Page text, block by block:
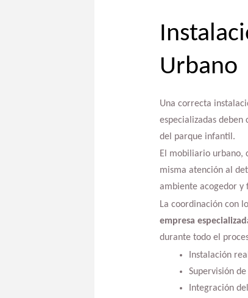
Urbano
Una correcta
especializadas
del parque infantil.
El mobiliario urbano,
misma atención al
ambiente acogedor y
La coordinación con
empresa
durante todo el
Instalación
Supervisión
Integración